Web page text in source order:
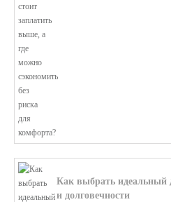
Как выбрать идеальный
и долговечности